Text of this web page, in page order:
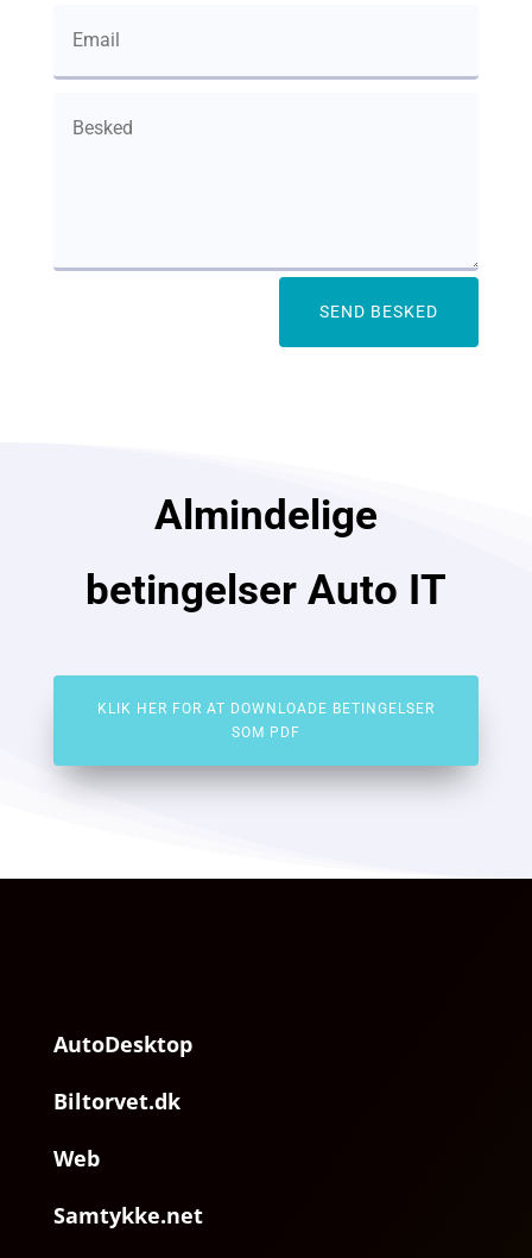
SEND BESKED
Almindelige
betingelser Auto IT
KLIK HER FOR AT DOWNLOADE BETINGELSER
SOM PDF
AutoDesktop
Biltorvet.dk
Web
Samtykke.net